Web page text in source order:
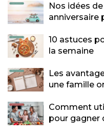
Nos idées
anniversaire
10 astuces
la semaine
Les
une famille
Comment
pour gagner